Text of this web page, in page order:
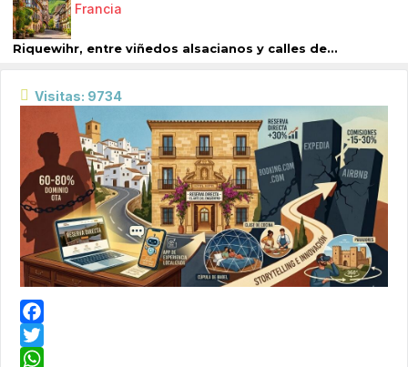
Francia
Riquewihr, entre viñedos alsacianos y calles de...
Visitas: 9734
Facebook
Twitter